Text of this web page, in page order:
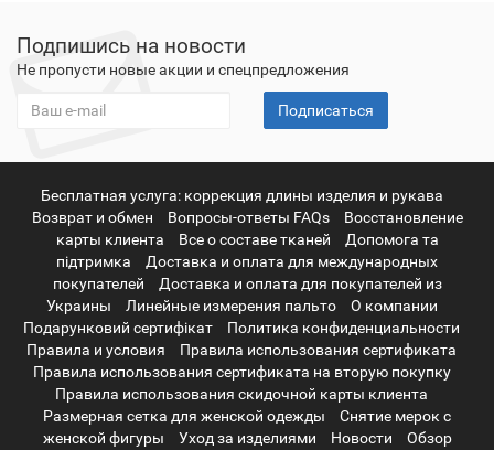
Подпишись на новости
Не пропусти новые акции и спецпредложения
Подписаться
Бесплатная услуга: коррекция длины изделия и рукава
Возврат и обмен
Вопросы-ответы FAQs
Восстановление
карты клиента
Все о составе тканей
Допомога та
підтримка
Доставка и оплата для международных
покупателей
Доставка и оплата для покупателей из
Украины
Линейные измерения пальто
О компании
Подарунковий сертифікат
Политика конфиденциальности
Правила и условия
Правила использования сертификата
Правила использования сертификата на вторую покупку
Правила использования скидочной карты клиента
Размерная сетка для женской одежды
Снятие мерок с
женской фигуры
Уход за изделиями Новости
Обзор